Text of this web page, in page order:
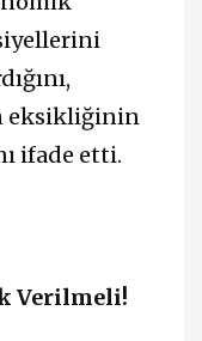
eksikliğinin
ifade etti.
Verilmeli!